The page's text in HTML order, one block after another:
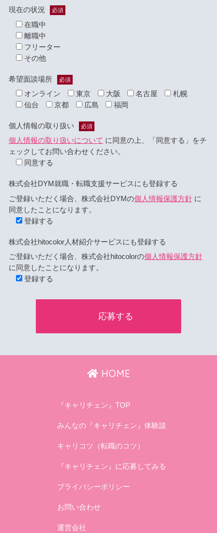
現在の状況 必須
在職中
離職中
フリーター
その他
希望面談場所 必須
オンライン 東京 大阪 名古屋
札幌
仙台
京都 広島 福岡
個人情報の取り扱い 必須
個人情報の取り扱いについて に同意の上、「同意する」をチ
ェックしてお問い合わせください。
同意する
株式会社DYM就職・転職支援サービスにも登録する
ご登録いただく場合、株式会社DYMの個人情報保護方針に
同意したことになります。
登録する
株式会社hitocolor人材紹介サービスにも登録する
ご登録いただく場合、株式会社hitocolorの個人情報保護方針
に同意したことになります。
登録する
HOME
『キャリチェン』TOP
みんなの『キャリチェン』体験談
キャリコツ（転職のコツ）
『キャリチェン』に応募してみる
プライバシーポリシー
お問い合わせ
運営会社